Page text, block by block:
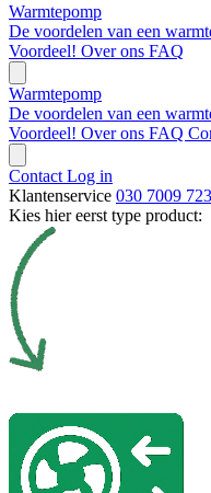
Warmtepomp
De voordelen van een
Voordeel! Over ons FAQ
Warmtepomp
De voordelen van een
Voordeel! Over ons FAQ
Contact Log in
Klantenservice 030 7009 723
Kies hier eerst type product: